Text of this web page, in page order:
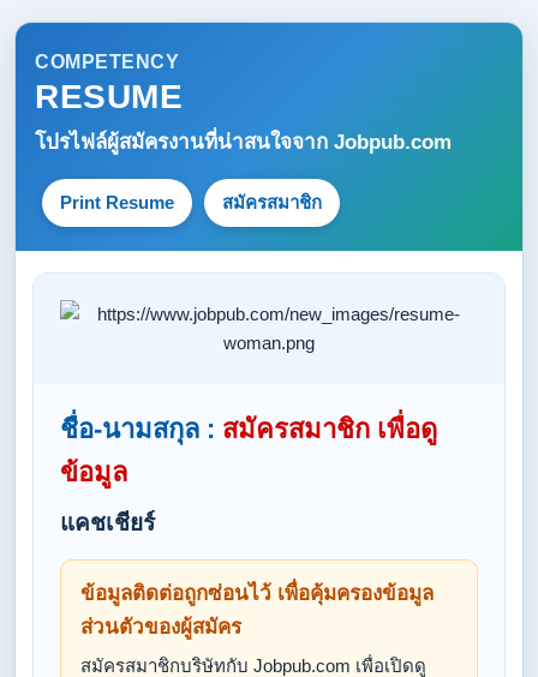
COMPETENCY
RESUME
โปรไฟล์ผู้สมัครงานที่น่าสนใจจาก Jobpub.com
Print Resume สมัครสมาชิก
ชื่อ-นามสกุล : สมัครสมาชิก เพื่อดู
ข้อมูล
แคชเชียร์
ข้อมูลติดต่อถูกซ่อนไว้ เพื่อคุ้มครองข้อมูล
ส่วนตัวของผู้สมัคร
สมัครสมาชิกบริษัทกับ Jobpub.com เพื่อเปิดดู